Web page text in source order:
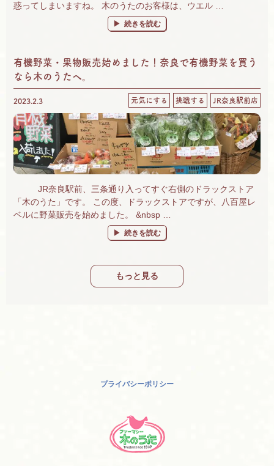
惑ってしまいますね。 木のうたのお客様は、ウエル …
“季節の変わり目の体調不良に「若甦」が効
続きを読む
有機野菜・果物販売始めました！奈良で有機野菜を買う
なら木のうたへ。
2023.2.3 元気にする 挑戦する JR奈良駅前店
JR奈良駅前、三条通り入ってすぐ右側のドラックストア
「木のうた」です。 この度、ドラックストアですが、八百屋レ
ベルに野菜販売を始めました。 &nbsp …
“有機野菜・果物販売始めました！奈良で有
続きを読む
もっと見る
プライバシーポリシー